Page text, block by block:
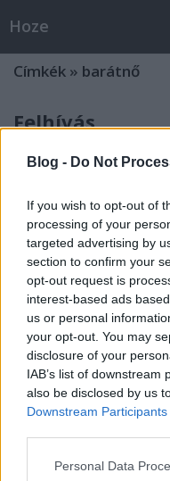
Blog - Do Not
If you wish to opt-out of
processing of your
targeted advertising by
section to confirm your
opt-out request is
interest-based ads
us or personal
your opt-out. You may
disclosure of your
IAB’s list of
also be disclosed by us
Downstream Participants
Please note that this
Personal Data
Hoze
Címkék » barátnő
Felhívás
Barátnőt
hirdetésemnek
el, és máris elkelt a
egész más, ám
ki. Hátha ennek is.
röhög bárki…
Blog
-Hoze-•2009. április 22.
De mi lett az Ex-
nem gondolkozott
egykori kedveséből?
mindenki a száját